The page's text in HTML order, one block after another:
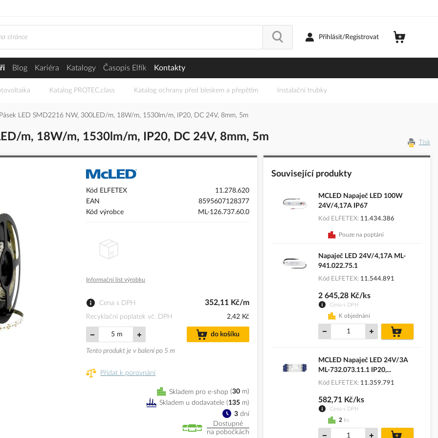
Přihlásit/Registrovat
Blog Kariéra Katalogy Časopis Elfík Kontakty
Katalog PROTEC.class Katalog ochrany před bleskem a přepětím Instalační trubky
LED SMD2216 NW, 300LED/m, 18W/m, 1530lm/m, IP20, DC 24V, 8mm, 5m
m, 18W/m, 1530lm/m, IP20, DC 24V, 8mm, 5m Tisk
Kód ELFETEX
11.278.620
EAN
8595607128377
Kód výrobce
ML-126.737.60.0
Informační list výrobku
Cena s DPH 352,11 Kč/m
Recyklační poplatek vč. DPH 2,42 Kč
m do košíku
Tento produkt je v balení po 5 m
Přidat k porovnání
Skladem pro e-shop 30 m
3dní
Skladem u dodavatele (135 m)
Dostupné
na pobočkách
Související produkty
MCLED Napaječ LED 100W
24V/4,17A IP67
Kód ELFETEX 11.434.386
Pouze na poptání
Napaječ LED 24V/4,17A ML-
941.022.75.1
Kód ELFETEX 11.544.891
Cena s DPH
2 645,28 Kč/ks
K objednání
košíku
MCLED Napaječ LED 24V/3A
ML-732.073.11.1 IP20,...
Kód ELFETEX 11.359.791
Cena s DPH
582,71 Kč/ks
2 ks